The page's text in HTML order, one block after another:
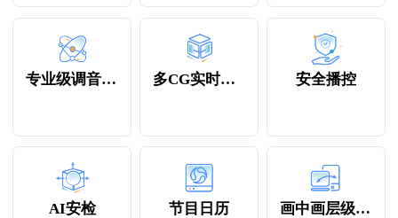
专业级调音混音 多CG实时包装 安全播控
AI安检 节目日历 画中画层级调整